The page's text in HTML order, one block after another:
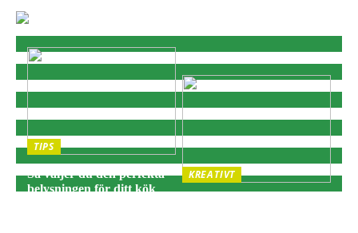
TIPS
Så väljer du den perfekta
belysningen för ditt kök
KREATIVT